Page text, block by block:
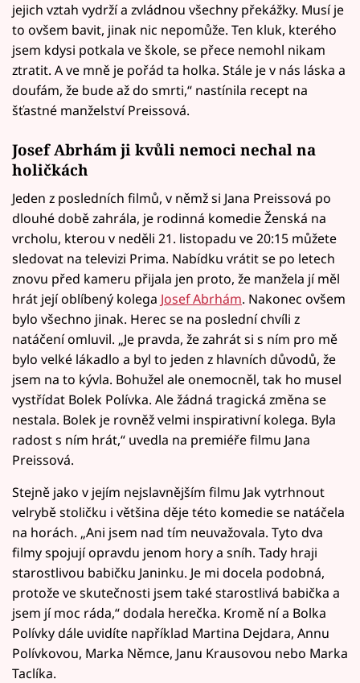
jejich vztah vydrží a zvládnou všechny překážky. Musí je
to ovšem bavit, jinak nic nepomůže. Ten kluk, kterého
jsem kdysi potkala ve škole, se přece nemohl nikam
ztratit. A ve mně je pořád ta holka. Stále je v nás láska a
doufám, že bude až do smrti,“ nastínila recept na
šťastné manželství Preissová.
Josef Abrhám ji kvůli nemoci nechal na
holičkách
Jeden z posledních filmů, v němž si Jana Preissová po
dlouhé době zahrála, je rodinná komedie Ženská na
vrcholu, kterou v neděli 21. listopadu ve 20:15 můžete
sledovat na televizi Prima. Nabídku vrátit se po letech
znovu před kameru přijala jen proto, že manžela jí měl
hrát její oblíbený kolega Josef Abrhám. Nakonec ovšem
bylo všechno jinak. Herec se na poslední chvíli z
natáčení omluvil. „Je pravda, že zahrát si s ním pro mě
bylo velké lákadlo a byl to jeden z hlavních důvodů, že
jsem na to kývla. Bohužel ale onemocněl, tak ho musel
vystřídat Bolek Polívka. Ale žádná tragická změna se
nestala. Bolek je rovněž velmi inspirativní kolega. Byla
radost s ním hrát,“ uvedla na premiéře filmu Jana
Preissová.
Stejně jako v jejím nejslavnějším filmu Jak vytrhnout
velrybě stoličku i většina děje této komedie se natáčela
na horách. „Ani jsem nad tím neuvažovala. Tyto dva
filmy spojují opravdu jenom hory a sníh. Tady hraji
starostlivou babičku Janinku. Je mi docela podobná,
protože ve skutečnosti jsem také starostlivá babička a
jsem jí moc ráda,“ dodala herečka. Kromě ní a Bolka
Polívky dále uvidíte například Martina Dejdara, Annu
Polívkovou, Marka Němce, Janu Krausovou nebo Marka
Taclíka.